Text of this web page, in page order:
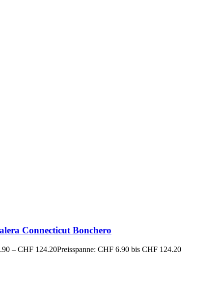
Connecticut Bonchero
– CHF 124.20Preisspanne: CHF 6.90 bis CHF 124.20